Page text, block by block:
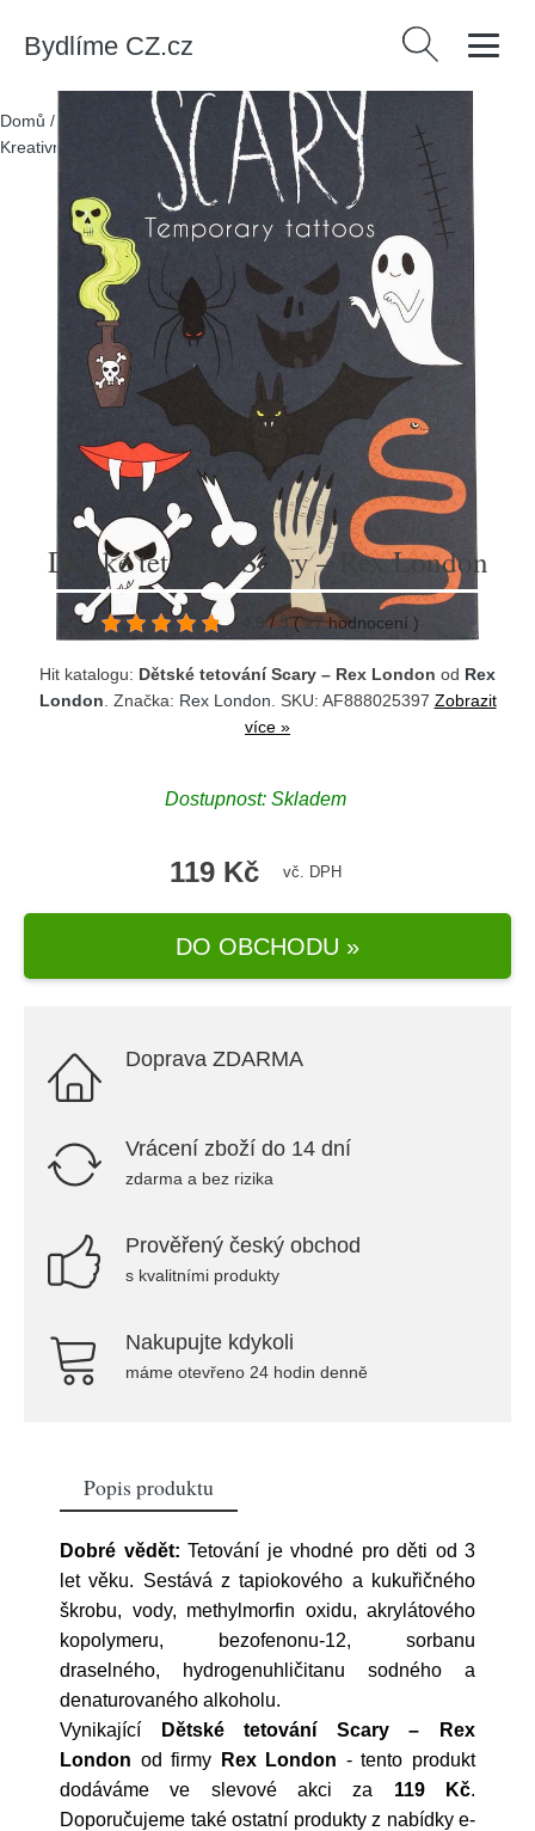
Bydlíme CZ.cz Vyhledávání
Domů /
> Pro děti > Hry a hračky > Dětské hračky >
Kreativní hračky
Dětské tetování Scary – Rex London
Dětské tetování Scary – Rex London
/ 5 ( 27 hodnocení )
Hit katalogu: Dětské tetování Scary – Rex London od Rex
London . Značka: Rex London . SKU: AF888025397 Zobrazit
více »
Dostupnost: Skladem
119 Kč vč. DPH
DO OBCHODU »
Doprava ZDARMA
Vrácení zboží do 14 dní
zdarma a bez rizika
Prověřený český obchod
s kvalitními produkty
Nakupujte kdykoli
máme otevřeno 24 hodin denně
Popis produktu
Dobré vědět: Tetování je vhodné pro děti od 3
let věku. Sestává z tapiokového a kukuřičného
škrobu, vody, methylmorfin oxidu, akrylátového
kopolymeru, bezofenonu-12, sorbanu
draselného, hydrogenuhličitanu sodného a
denaturovaného alkoholu.
Vynikající
Dětské tetování Scary – Rex
London od firmy Rex London - tento produkt
dodáváme ve slevové akci za 119 Kč.
Doporučujeme také ostatní produkty z nabídky e-